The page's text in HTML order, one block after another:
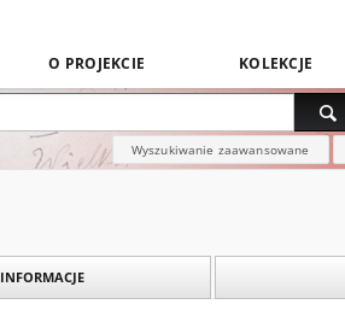
O PROJEKCIE KOLEKCJE
Wyszukiwanie zaawansowane
INFORMACJE